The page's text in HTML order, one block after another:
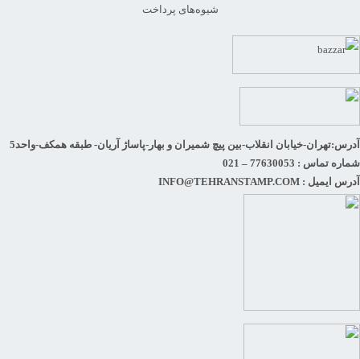
شیوه‌های پرداخت
آدرس:تهران-خیابان انقلاب-بین پیچ شمیران و بهار-پاساژ آریان- طبقه همکف-واحد5
شماره تماس : 77630053 – 021
آدرس ایمیل : INFO@TEHRANSTAMP.COM